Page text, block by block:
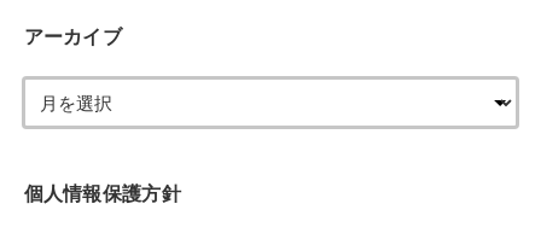
アーカイブ
個人情報保護方針